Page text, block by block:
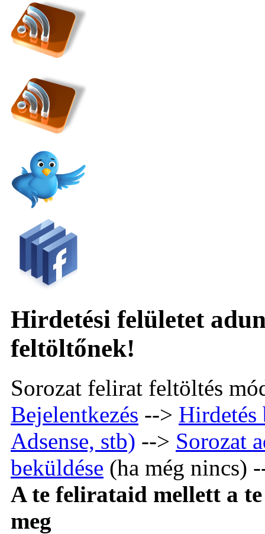
Hirdetési felületet
feltöltőnek!
Sorozat felirat feltöltés
Bejelentkezés --> Hirdetés
Adsense, stb) --> Sorozat
beküldése (ha még nincs)
A te felirataid mellett a
meg